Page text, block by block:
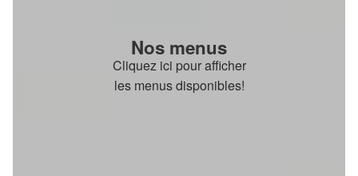
Nos menus
Cliquez ici pour afficher
les menus disponibles!